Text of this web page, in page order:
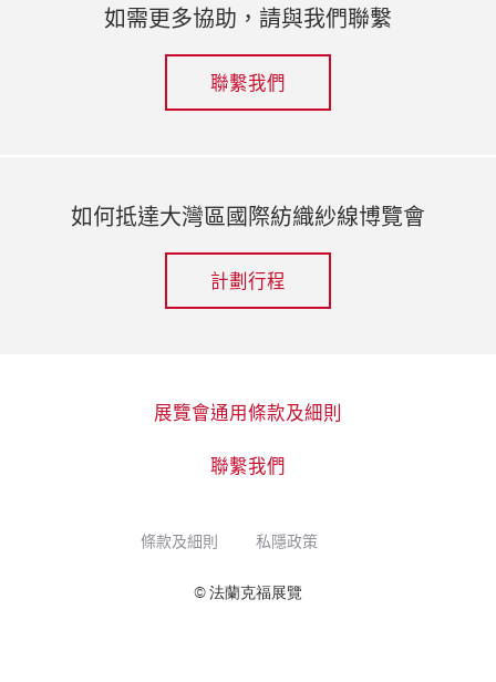
如需更多協助，請與我們聯繫
聯繫我們
如何抵達大灣區國際紡織紗線博覽會
計劃行程
展覽會通用條款及細則
聯繫我們
條款及細則 私隱政策
© 法蘭克福展覽